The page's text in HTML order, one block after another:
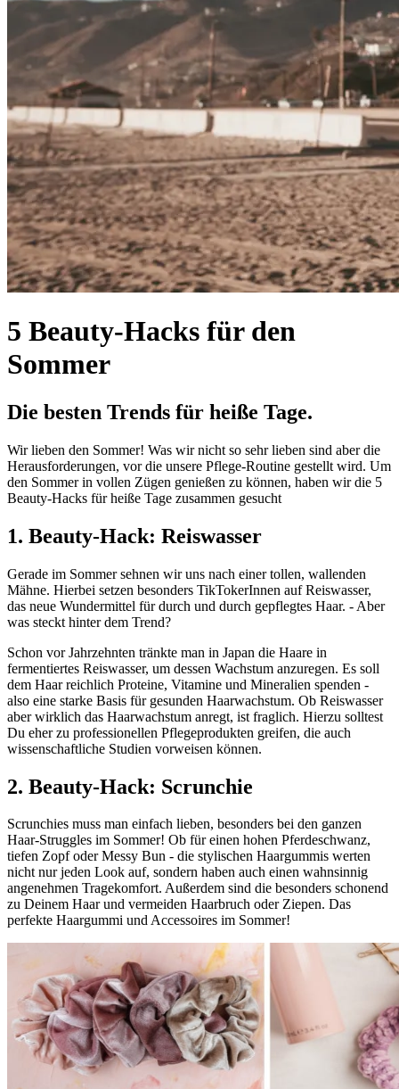
5 Beauty-Hacks für den
Sommer
Die besten Trends für heiße Tage.
Wir lieben den Sommer! Was wir nicht so sehr lieben sind aber die
Herausforderungen, vor die unsere Pflege-Routine gestellt wird. Um
den Sommer in vollen Zügen genießen zu können, haben wir die 5
Beauty-Hacks für heiße Tage zusammen gesucht
1. Beauty-Hack: Reiswasser
Gerade im Sommer sehnen wir uns nach einer tollen, wallenden
Mähne. Hierbei setzen besonders TikTokerInnen auf Reiswasser,
das neue Wundermittel für durch und durch gepflegtes Haar. - Aber
was steckt hinter dem Trend?
Schon vor Jahrzehnten tränkte man in Japan die Haare in
fermentiertes Reiswasser, um dessen Wachstum anzuregen. Es soll
dem Haar reichlich Proteine, Vitamine und Mineralien spenden -
also eine starke Basis für gesunden Haarwachstum. Ob Reiswasser
aber wirklich das Haarwachstum anregt, ist fraglich. Hierzu solltest
Du eher zu professionellen Pflegeprodukten greifen, die auch
wissenschaftliche Studien vorweisen können.
2. Beauty-Hack: Scrunchie
Scrunchies muss man einfach lieben, besonders bei den ganzen
Haar-Struggles im Sommer! Ob für einen hohen Pferdeschwanz,
tiefen Zopf oder Messy Bun - die stylischen Haargummis werten
nicht nur jeden Look auf, sondern haben auch einen wahnsinnig
angenehmen Tragekomfort. Außerdem sind die besonders schonend
zu Deinem Haar und vermeiden Haarbruch oder Ziepen. Das
perfekte Haargummi und Accessoires im Sommer!